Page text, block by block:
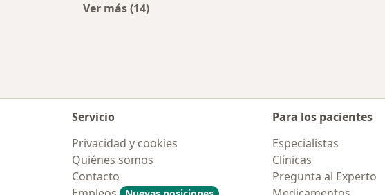
Ver más (14)
Servicio
Privacidad y cookies
Quiénes somos
Contacto
Para los pacientes
Especialistas
Clínicas
Pregunta al Experto